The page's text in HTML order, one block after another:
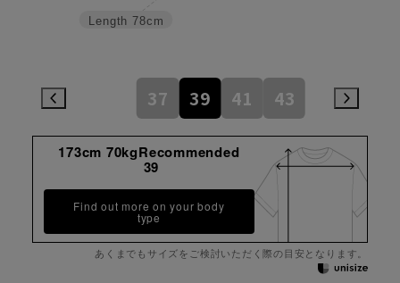
Length 78cm
37 39 41 43
173cm 70kgRecommended
39
Find out more on your body
type
あくまでもサイズをご検討いただく際の目安となります。